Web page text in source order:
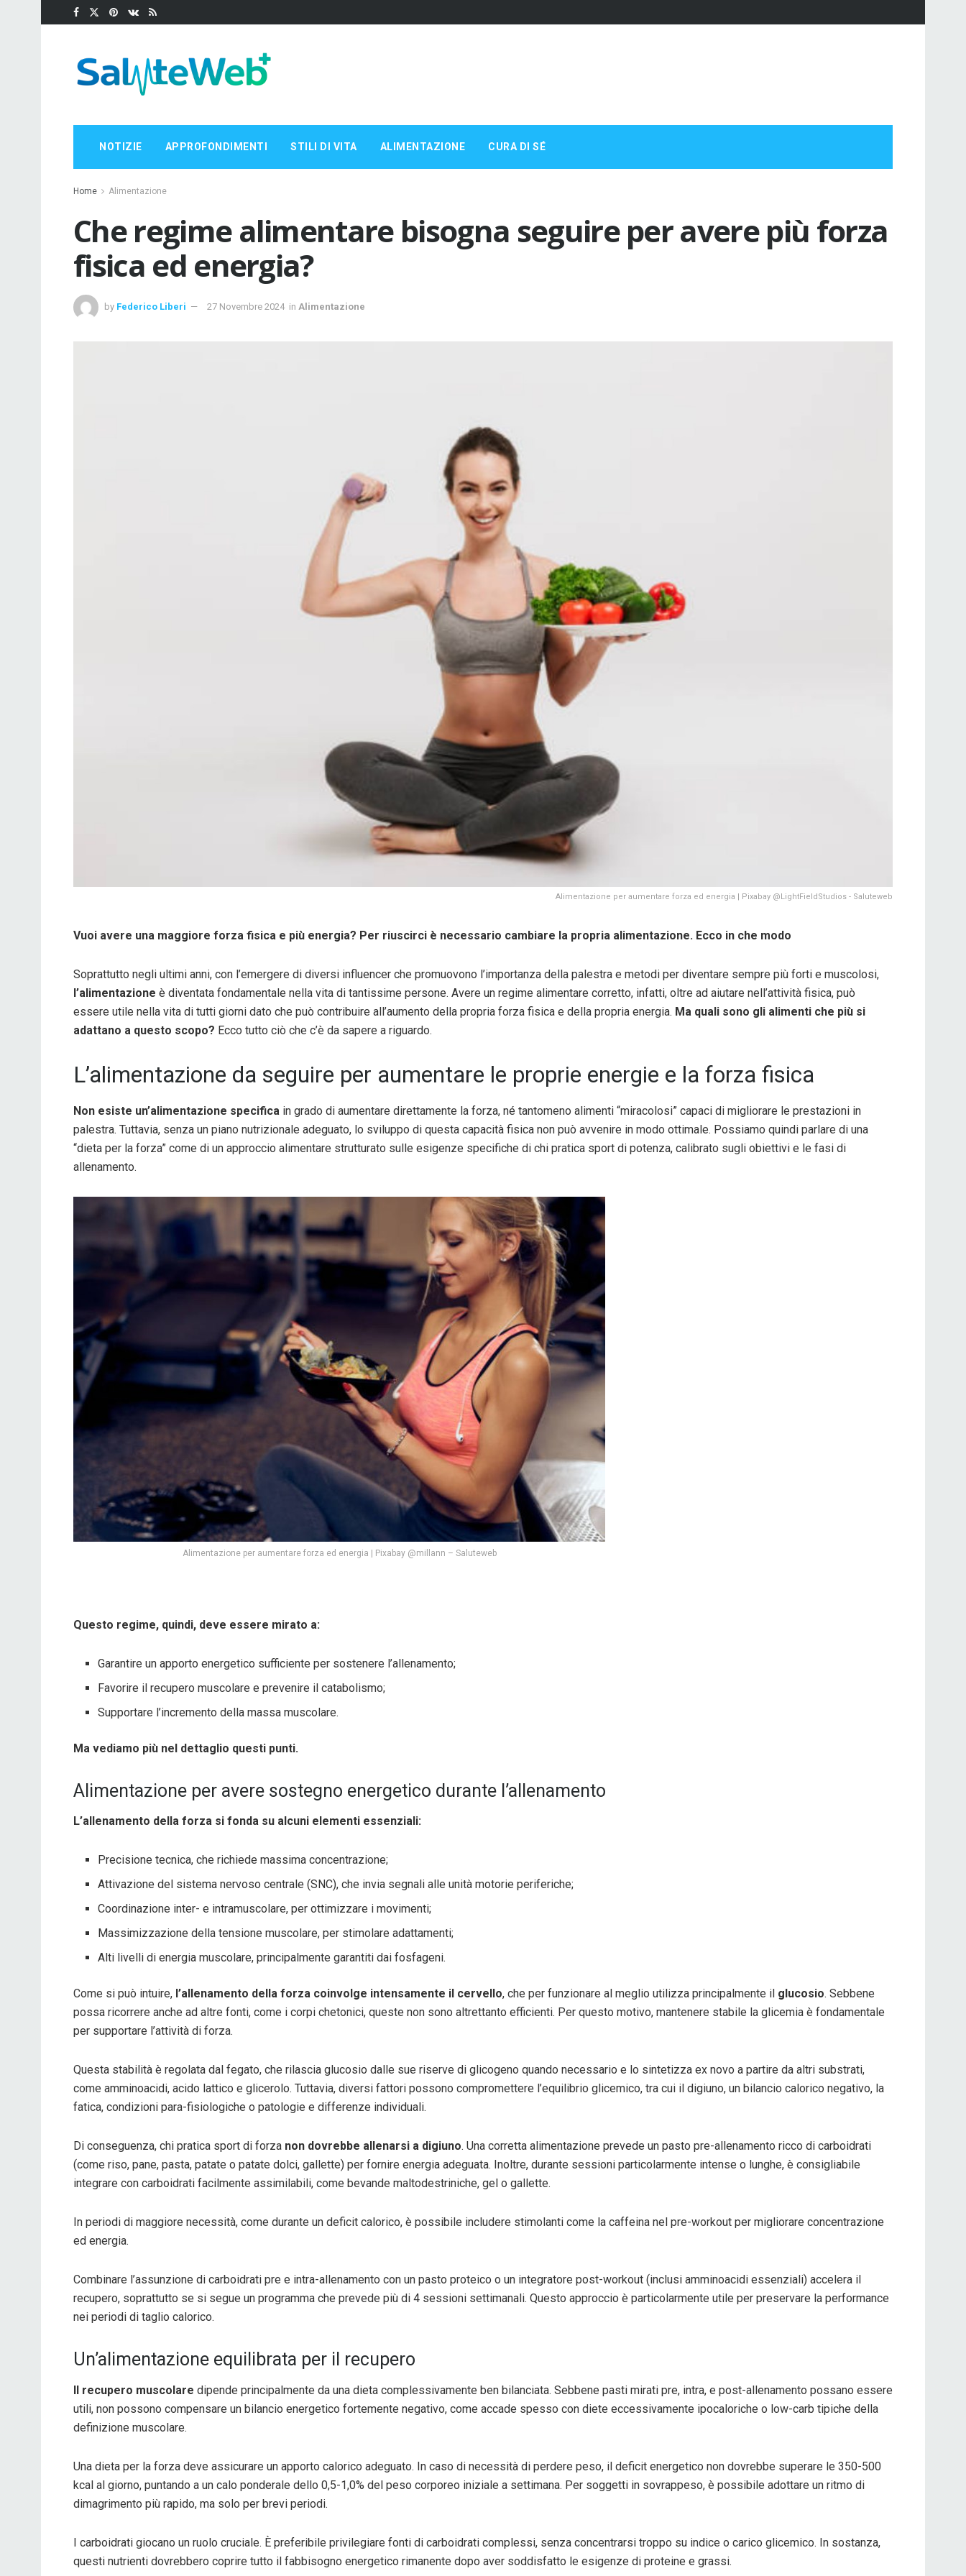
NOTIZIE APPROFONDIMENTI STILI DI VITA ALIMENTAZIONE CURA DI SÉ
Home Alimentazione
Che regime alimentare bisogna seguire per avere più forza
fisica ed energia?
by Federico Liberi 27 Novembre 2024 in Alimentazione
Alimentazione per aumentare forza ed energia | Pixabay @LightFieldStudios - Saluteweb
Vuoi avere una maggiore forza fisica e più energia? Per riuscirci è necessario cambiare la propria alimentazione. Ecco in che modo
Soprattutto negli ultimi anni, con l’emergere di diversi influencer che promuovono l’importanza della palestra e metodi per diventare sempre più forti e muscolosi,
l’alimentazione è diventata fondamentale nella vita di tantissime persone. Avere un regime alimentare corretto, infatti, oltre ad aiutare nell’attività fisica, può
essere utile nella vita di tutti giorni dato che può contribuire all’aumento della propria forza fisica e della propria energia. Ma quali sono gli alimenti che più si
adattano a questo scopo? Ecco tutto ciò che c’è da sapere a riguardo.
L’alimentazione da seguire per aumentare le proprie energie e la forza fisica
Non esiste un’alimentazione specifica in grado di aumentare direttamente la forza, né tantomeno alimenti “miracolosi” capaci di migliorare le prestazioni in
palestra. Tuttavia, senza un piano nutrizionale adeguato, lo sviluppo di questa capacità fisica non può avvenire in modo ottimale. Possiamo quindi parlare di una
“dieta per la forza” come di un approccio alimentare strutturato sulle esigenze specifiche di chi pratica sport di potenza, calibrato sugli obiettivi e le fasi di
allenamento.
Alimentazione per aumentare forza ed energia | Pixabay @millann – Saluteweb
Questo regime, quindi, deve essere mirato a:
Garantire un apporto energetico sufficiente per sostenere l’allenamento;
Favorire il recupero muscolare e prevenire il catabolismo;
Supportare l’incremento della massa muscolare.
Ma vediamo più nel dettaglio questi punti.
Alimentazione per avere sostegno energetico durante l’allenamento
L’allenamento della forza si fonda su alcuni elementi essenziali:
Precisione tecnica, che richiede massima concentrazione;
Attivazione del sistema nervoso centrale (SNC), che invia segnali alle unità motorie periferiche;
Coordinazione inter- e intramuscolare, per ottimizzare i movimenti;
Massimizzazione della tensione muscolare, per stimolare adattamenti;
Alti livelli di energia muscolare, principalmente garantiti dai fosfageni.
Come si può intuire, l’allenamento della forza coinvolge intensamente il cervello, che per funzionare al meglio utilizza principalmente il glucosio. Sebbene
possa ricorrere anche ad altre fonti, come i corpi chetonici, queste non sono altrettanto efficienti. Per questo motivo, mantenere stabile la glicemia è fondamentale
per supportare l’attività di forza.
Questa stabilità è regolata dal fegato, che rilascia glucosio dalle sue riserve di glicogeno quando necessario e lo sintetizza ex novo a partire da altri substrati,
come amminoacidi, acido lattico e glicerolo. Tuttavia, diversi fattori possono compromettere l’equilibrio glicemico, tra cui il digiuno, un bilancio calorico negativo, la
fatica, condizioni para-fisiologiche o patologie e differenze individuali.
Di conseguenza, chi pratica sport di forza non dovrebbe allenarsi a digiuno. Una corretta alimentazione prevede un pasto pre-allenamento ricco di carboidrati
(come riso, pane, pasta, patate o patate dolci, gallette) per fornire energia adeguata. Inoltre, durante sessioni particolarmente intense o lunghe, è consigliabile
integrare con carboidrati facilmente assimilabili, come bevande maltodestriniche, gel o gallette.
In periodi di maggiore necessità, come durante un deficit calorico, è possibile includere stimolanti come la caffeina nel pre-workout per migliorare concentrazione
ed energia.
Combinare l’assunzione di carboidrati pre e intra-allenamento con un pasto proteico o un integratore post-workout (inclusi amminoacidi essenziali) accelera il
recupero, soprattutto se si segue un programma che prevede più di 4 sessioni settimanali. Questo approccio è particolarmente utile per preservare la performance
nei periodi di taglio calorico.
Un’alimentazione equilibrata per il recupero
Il recupero muscolare dipende principalmente da una dieta complessivamente ben bilanciata. Sebbene pasti mirati pre, intra, e post-allenamento possano essere
utili, non possono compensare un bilancio energetico fortemente negativo, come accade spesso con diete eccessivamente ipocaloriche o low-carb tipiche della
definizione muscolare.
Una dieta per la forza deve assicurare un apporto calorico adeguato. In caso di necessità di perdere peso, il deficit energetico non dovrebbe superare le 350-500
kcal al giorno, puntando a un calo ponderale dello 0,5-1,0% del peso corporeo iniziale a settimana. Per soggetti in sovrappeso, è possibile adottare un ritmo di
dimagrimento più rapido, ma solo per brevi periodi.
I carboidrati giocano un ruolo cruciale. È preferibile privilegiare fonti di carboidrati complessi, senza concentrarsi troppo su indice o carico glicemico. In sostanza,
questi nutrienti dovrebbero coprire tutto il fabbisogno energetico rimanente dopo aver soddisfatto le esigenze di proteine e grassi.